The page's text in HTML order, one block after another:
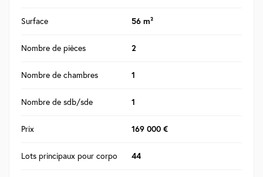
Surface 56 m²
Nombre de pièces 2
Nombre de chambres 1
Nombre de sdb/sde 1
Prix 169 000 €
Lots principaux pour corpo 44